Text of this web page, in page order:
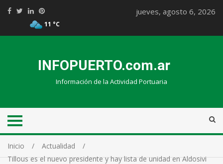
11 °C
jueves, agosto 6, 2026
INFOPUERTO.com.ar
Información de la Actividad Portuaria
Inicio
Actualidad
Tillous es el nuevo presidente y hay lista de unidad en Aldosivi